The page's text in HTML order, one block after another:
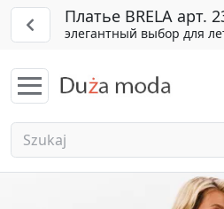
Платье BRELA арт.
элегантный выбор для